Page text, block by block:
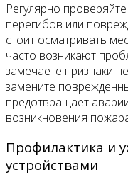
Регулярно
перегибов или
стоит осматривать
часто возникают
замечаете признаки
замените
предотвращает
возникновения
Профилактика и
устройствами